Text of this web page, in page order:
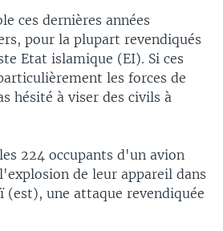
ces dernières années
pour la plupart revendiqués
Etat islamique (EI). Si ces
les forces de
hésité à viser des civils à
224 occupants d'un avion
de leur appareil dans
(est), une attaque revendiquée